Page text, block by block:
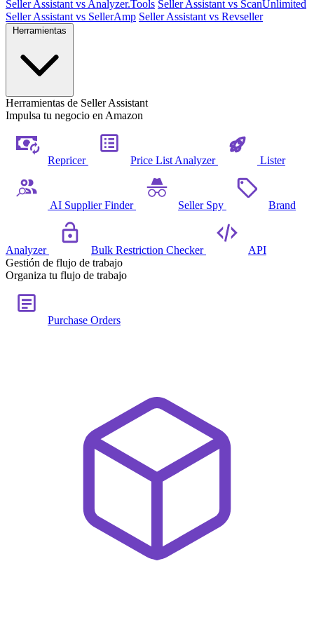
Seller Assistant vs Analyzer.Tools Seller Assistant vs ScanUnlimited
Seller Assistant vs SellerAmp Seller Assistant vs Revseller
Herramientas de Seller Assistant
Impulsa tu negocio en Amazon
Repricer Price List Analyzer Lister
AI Supplier Finder Seller Spy Brand
Analyzer Bulk Restriction Checker
API
Gestión de flujo de trabajo
Organiza tu flujo de trabajo
Purchase Orders